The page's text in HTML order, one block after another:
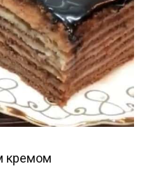
кремом